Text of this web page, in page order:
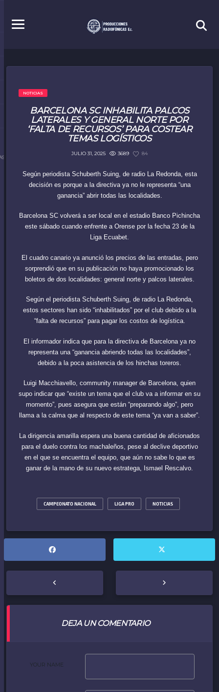
NOTICIAS
BARCELONA SC INHABILITA PALCOS
LATERALES Y GENERAL NORTE POR
‘FALTA DE RECURSOS’ PARA COSTEAR
TEMAS LOGÍSTICOS
JULIO 31, 2025 3689 84
Según periodista Schuberth Suing, de radio La Redonda, esta
decisión es porque a la directiva ya no le representa “una
ganancia” abrir todas las localidades.
Barcelona SC volverá a ser local en el estadio Banco Pichincha
este sábado cuando enfrente a Orense por la fecha 23 de la
Liga Ecuabet.
El cuadro canario ya anunció los precios de las entradas, pero
sorprendió que en su publicación no haya promocionado los
boletos de dos localidades: general norte y palcos laterales.
Según el periodista Schuberth Suing, de radio La Redonda,
estos sectores han sido “inhabilitados” por el club debido a la
“falta de recursos” para pagar los costos de logística.
El informador indica que para la directiva de Barcelona ya no
representa una “ganancia abriendo todas las localidades”,
debido a la poca asistencia de los hinchas toreros.
Luigi Macchiavello, community manager de Barcelona, quien
supo indicar que “existe un tema que el club va a informar en su
momento”, pues asegura que están “preparando algo”, pero
llama a la calma que al respecto de este tema “ya van a saber”.
La dirigencia amarilla espera una buena cantidad de aficionados
para el duelo contra los machaleños, pese al declive deportivo
en el que se encuentra el equipo, que aún no sabe lo que es
ganar de la mano de su nuevo estratega, Ismael Rescalvo.
CAMPEONATO NACIONAL LIGA PRO NOTICIAS
DEJA UN COMENTARIO
YOUR NAME